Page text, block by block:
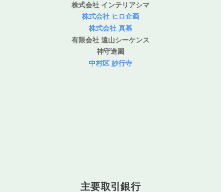
株式会社 インテリアシマ
株式会社 ヒロ企画
株式会社 真基
有限会社 遠山シーケンス
神守造園
中村区 妙行寺
主要取引銀行